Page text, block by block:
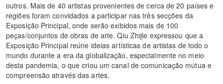
outros. Mais de 40 artistas provenientes de cerca de 20 países e
regiões foram convidados a participar nas três secções da
Exposição Principal, onde serão exibidos mais de 100
peças/conjuntos de obras de arte. Qiu Zhijie expressou que a
Exposição Principal reúne ideias artísticas de artistas de todo o
mundo durante a era da globalização, especialmente no meio
desta pandemia, o que criou um canal de comunicação mútua e
compreensão através das artes.